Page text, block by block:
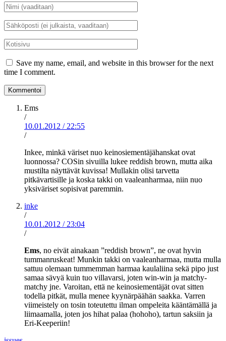
Nimi
*
Sähköposti
*
Kotisivu
Save my name, email, and website in this browser for the next
time I comment.
Ems
/
10.01.2012 / 22:55
/
Inkee, minkä väriset nuo keinosiementäjähanskat ovat
luonnossa? COSin sivuilla lukee reddish brown, mutta aika
mustilta näyttävät kuvissa! Mullakin olisi tarvetta
pitkävartisille ja koska takki on vaaleanharmaa, niin nuo
yksiväriset sopisivat paremmin.
inke
/
10.01.2012 / 23:04
/
Ems, no eivät ainakaan ”reddish brown”, ne ovat hyvin
tummanruskeat! Munkin takki on vaaleanharmaa, mutta mulla
sattuu olemaan tummemman harmaa kaulaliina sekä pipo just
samaa sävyä kuin tuo villavarsi, joten win-win ja matchy-
matchy jne. Varoitan, että ne keinosiementäjät ovat sitten
todella pitkät, mulla menee kyynärpäähän saakka. Varren
viimeistely on tosin toteutettu ilman ompeleita kääntämällä ja
liimaamalla, joten jos hihat palaa (hohoho), tartun saksiin ja
Eri-Keeperiin!